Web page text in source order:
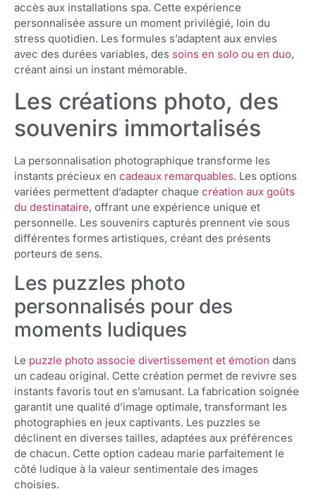
accès aux installations spa. Cette expérience
personnalisée assure un moment privilégié, loin du
stress quotidien. Les formules s’adaptent aux envies
avec des durées variables, des soins en solo ou en duo,
créant ainsi un instant mémorable.
Les créations photo, des
souvenirs immortalisés
La personnalisation photographique transforme les
instants précieux en cadeaux remarquables. Les options
variées permettent d’adapter chaque création aux goûts
du destinataire, offrant une expérience unique et
personnelle. Les souvenirs capturés prennent vie sous
différentes formes artistiques, créant des présents
porteurs de sens.
Les puzzles photo
personnalisés pour des
moments ludiques
Le puzzle photo associe divertissement et émotion dans
un cadeau original. Cette création permet de revivre ses
instants favoris tout en s’amusant. La fabrication soignée
garantit une qualité d’image optimale, transformant les
photographies en jeux captivants. Les puzzles se
déclinent en diverses tailles, adaptées aux préférences
de chacun. Cette option cadeau marie parfaitement le
côté ludique à la valeur sentimentale des images
choisies.